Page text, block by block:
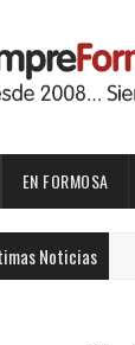
EN FORMOSA
Noticias